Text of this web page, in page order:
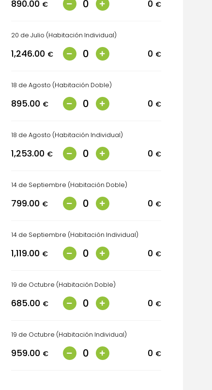
890.00 € 0 €
20 de Julio (Habitación Individual)
1,246.00 € 0 €
18 de Agosto (Habitación Doble)
895.00 € 0 €
18 de Agosto (Habitación Individual)
1,253.00 € 0 €
14 de Septiembre (Habitación Doble)
799.00 € 0 €
14 de Septiembre (Habitación Individual)
1,119.00 € 0 €
19 de Octubre (Habitación Doble)
685.00 € 0 €
19 de Octubre (Habitación Individual)
959.00 € 0 €